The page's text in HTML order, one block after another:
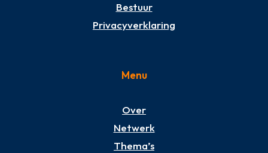
Bestuur
Privacyverklaring
Menu
Over
Netwerk
Thema’s